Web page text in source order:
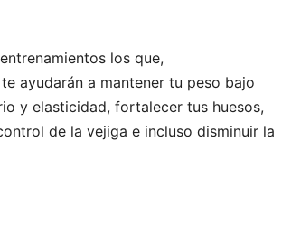
los que,
ayudarán a mantener tu peso bajo
y elasticidad, fortalecer tus huesos,
de la vejiga e incluso disminuir la